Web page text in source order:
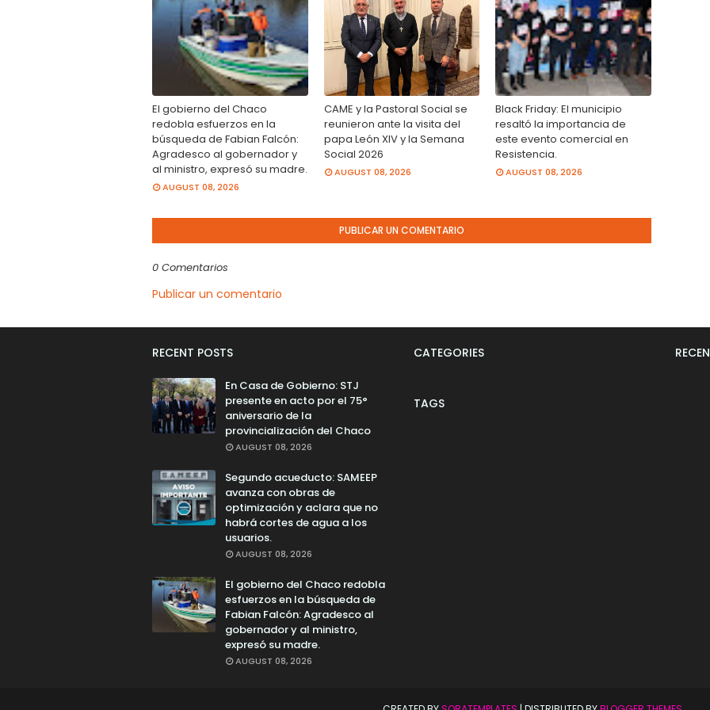
El gobierno del Chaco
redobla esfuerzos en la
búsqueda de Fabian Falcón:
Agradesco al gobernador y
al ministro, expresó su madre.
AUGUST 08, 2026
CAME y la Pastoral Social se
reunieron ante la visita del
papa León XIV y la Semana
Social 2026
AUGUST 08, 2026
Black Friday: El municipio
resaltó la importancia de
este evento comercial en
Resistencia.
AUGUST 08, 2026
PUBLICAR UN COMENTARIO
0 Comentarios
Publicar un comentario
RECENT POSTS
En Casa de Gobierno: STJ
presente en acto por el 75°
aniversario de la
provincialización del Chaco
AUGUST 08, 2026
Segundo acueducto: SAMEEP
avanza con obras de
optimización y aclara que no
habrá cortes de agua a los
usuarios.
AUGUST 08, 2026
El gobierno del Chaco redobla
esfuerzos en la búsqueda de
Fabian Falcón: Agradesco al
gobernador y al ministro,
expresó su madre.
AUGUST 08, 2026
CATEGORIES
TAGS